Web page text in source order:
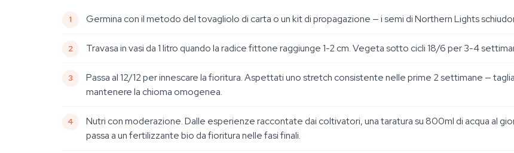
Germina con il metodo del tovagliolo di carta o un kit di propagazione — i semi di Northern Lights
Travasa in vasi da 1 litro quando la radice fittone raggiunge 1-2 cm. Vegeta sotto cicli 18/6 per 3-4
Passa al 12/12 per innescare la fioritura. Aspettati uno stretch consistente nelle prime 2 settimane —
mantenere la chioma omogenea.
Nutri con moderazione. Dalle esperienze raccontate dai coltivatori, una taratura su 800ml di acqua al
passa a un fertilizzante bio da fioritura nelle fasi finali.